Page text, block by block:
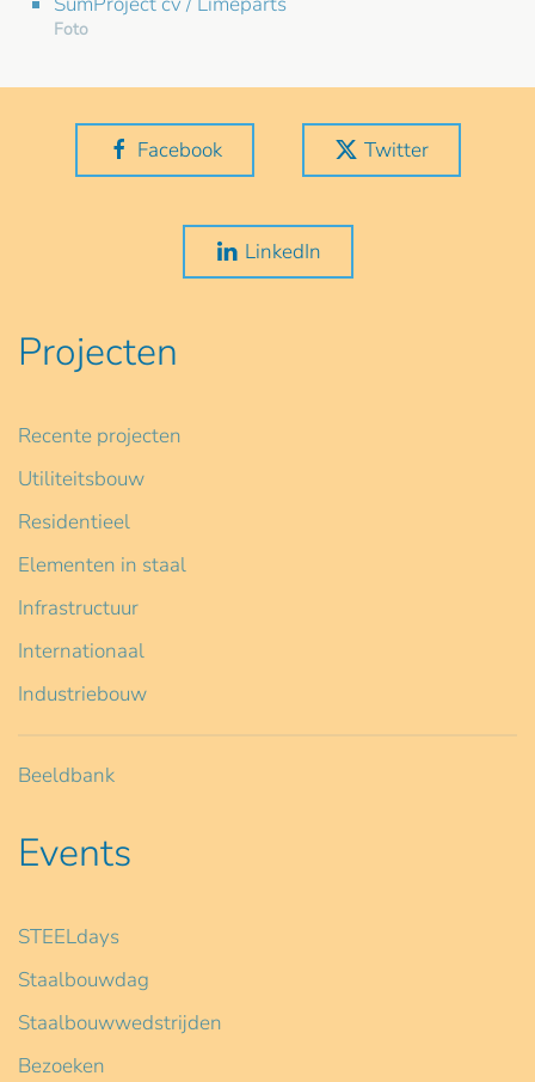
Foto
Facebook Twitter
LinkedIn
Projecten
Recente projecten
Utiliteitsbouw
Residentieel
Elementen in staal
Infrastructuur
Internationaal
Industriebouw
Beeldbank
Events
STEELdays
Staalbouwdag
Staalbouwwedstrijden
Bezoeken